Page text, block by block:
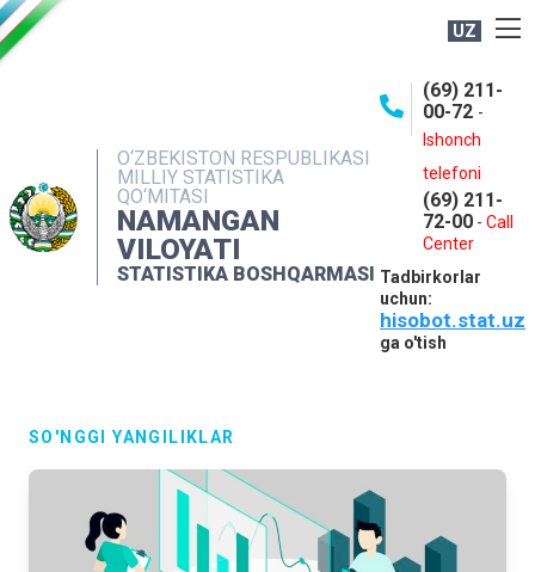
UZ
O‘ZBEKISTON RESPUBLIKASI
MILLIY STATISTIKA
QO‘MITASI
NAMANGAN
VILOYATI
STATISTIKA BOSHQARMASI
(69) 211-
00-72 -
Ishonch
telefoni
(69) 211-
72-00 - Call
Center
Tadbirkorlar
uchun:
hisobot.stat.uz
ga o'tish
NASHRLAR
INTERAKTIV XIZMATLAR
MATBUOT XIZMATI
MUROJAATLAR
SO'NGGI YANGILIKLAR